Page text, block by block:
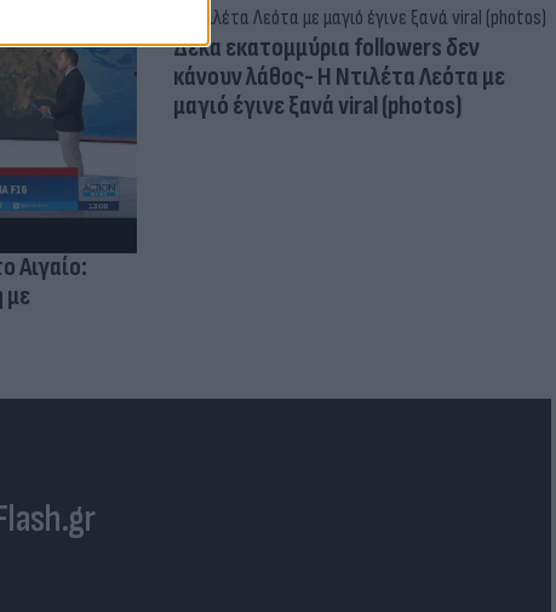
Αιγαίο:
με
Δέκα εκατομμύρια followers δεν
κάνουν λάθος- Η Ντιλέτα Λεότα με
μαγιό έγινε ξανά viral (photos)